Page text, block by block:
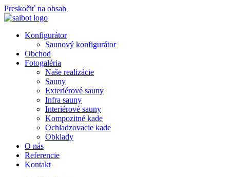
Preskočiť na obsah
Konfigurátor
Saunový konfigurátor
Obchod
Fotogaléria
Naše realizácie
Sauny
Exteriérové sauny
Infra sauny
Interiérové sauny
Kompozitné kade
Ochladzovacie kade
Obklady
O nás
Referencie
Kontakt